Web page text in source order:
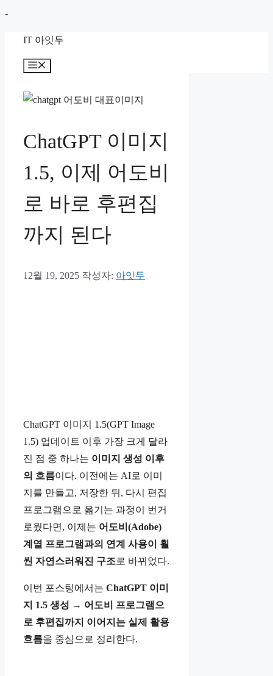
-컨
IT 아잇두
뉴
ChatGPT 이미지
1.5, 이제 어도비
로 바로 후편집
까지 된다
12월 19, 2025 작성자: 아잇두
ChatGPT 이미지 1.5(GPT Image
1.5) 업데이트 이후 가장 크게 달라
진 점 중 하나는 이미지 생성 이후
의 흐름이다. 이전에는 AI로 이미
지를 만들고, 저장한 뒤, 다시 편집
프로그램으로 옮기는 과정이 번거
로웠다면, 이제는 어도비(Adobe)
계열 프로그램과의 연계 사용이 훨
씬 자연스러워진 구조로 바뀌었다.
이번 포스팅에서는 ChatGPT 이미
지 1.5 생성 → 어도비 프로그램으
로 후편집까지 이어지는 실제 활용
흐름을 중심으로 정리한다.